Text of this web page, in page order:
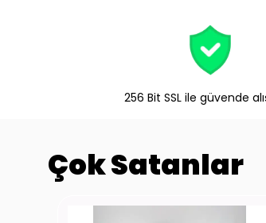
256 Bit SSL ile güvende
Çok Satanlar